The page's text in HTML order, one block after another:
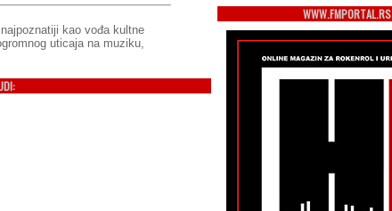
kao vođa kultne
uticaja na muziku,
WWW.FMPORTAL.RS